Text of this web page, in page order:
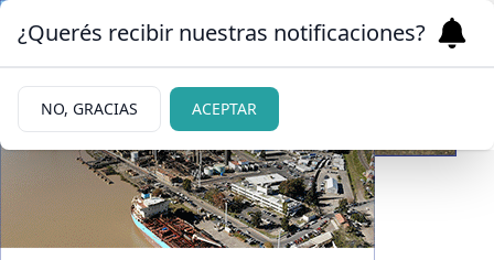
¿Querés recibir nuestras notificaciones?
NO, GRACIAS ACEPTAR